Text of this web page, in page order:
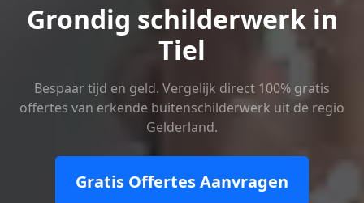
Grondig schilderwerk in
Tiel
Bespaar tijd en geld. Vergelijk direct 100% gratis
offertes van erkende buitenschilderwerk uit de regio
Gelderland.
Gratis Offertes Aanvragen